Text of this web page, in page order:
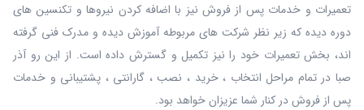
تعمیرات و خدمات پس از فروش نیز با اضافه کردن نیروها و تکنسین های
دوره دیده که زیر نظر شرکت های مربوطه آموزش دیده و مدرک فنی گرفته
اند، بخش تعمیرات خود را نیز تکمیل و گسترش داده است. از این رو آذر
صبا در تمام مراحل انتخاب ، خرید ، نصب ، گارانتی ، پشتیبانی و خدمات
پس از فروش در کنار شما عزیزان خواهد بود.